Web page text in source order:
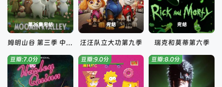
第26集完结
姆明山谷 第三季 中文配音
完结
汪汪队立大功第九季
完结
瑞克和莫蒂第六季
豆瓣:7.0分 豆瓣:9.0分 豆瓣:8.0分